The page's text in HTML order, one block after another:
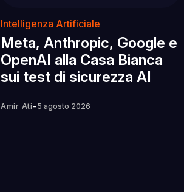
Intelligenza Artificiale
Meta, Anthropic, Google e
OpenAI alla Casa Bianca
sui test di sicurezza AI
Amir Ati -5 agosto 2026